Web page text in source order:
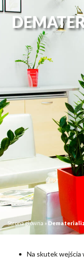
Strona główna »
Na skutek wejścia